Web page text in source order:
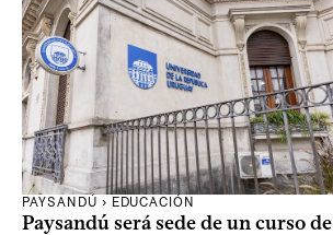
PAYSANDÚ › EDUCACIÓN
Paysandú será sede de un curso de